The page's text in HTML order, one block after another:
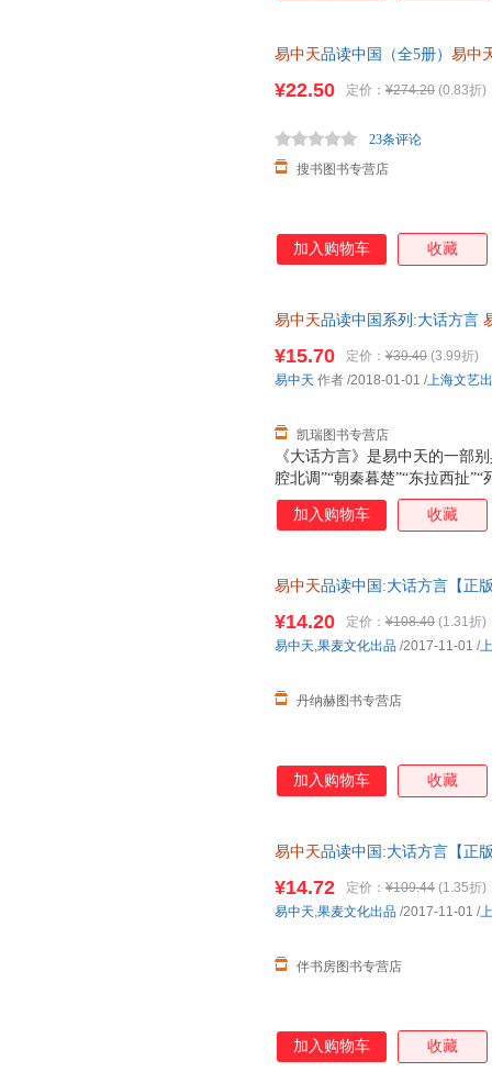
失，包括汉唐盛世之辉煌，鸦
是有利有弊。没有利，就不会
怅（全
易中天品读中国（全5册） 易中
¥22.50 定价： ¥274.20 (0.83折)
搜书图书专营店
23条评论
加入购物车 收藏
易中天品读中国系列:大话方言
《大话方言》是易中天的一部
腔北调”“朝秦暮楚”“东拉西扯
对中国各地方言文化进行全面
内容穿古越今、走州过省，追
¥15.70 定价： ¥39.40 (3.99折)
凯瑞图书专营店
易中天 作者 /2018-01-01 /上海文艺
加入购物车 收藏
易中天品读中国:大话方言【正
¥14.20 定价： ¥108.40 (1.31折)
丹纳赫图书专营店
易中天,果麦文化出品 /2017-11-01 /
加入购物车 收藏
易中天品读中国:大话方言【正
¥14.72 定价： ¥109.44 (1.35折)
伴书房图书专营店
易中天,果麦文化出品 /2017-11-01 /
加入购物车 收藏